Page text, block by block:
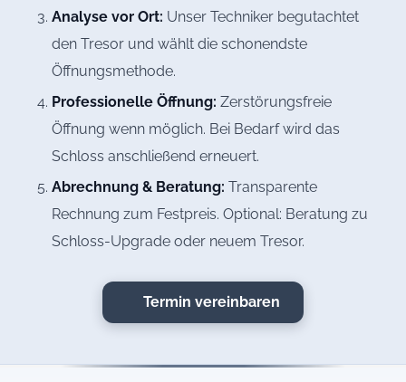
Analyse vor Ort: Unser Techniker begutachtet
den Tresor und wählt die schonendste
Öffnungsmethode.
Professionelle Öffnung: Zerstörungsfreie
Öffnung wenn möglich. Bei Bedarf wird das
Schloss anschließend erneuert.
Abrechnung & Beratung: Transparente
Rechnung zum Festpreis. Optional: Beratung zu
Schloss-Upgrade oder neuem Tresor.
Termin vereinbaren